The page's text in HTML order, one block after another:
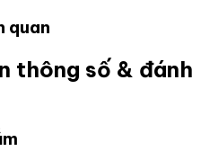
quan
thông số & đánh